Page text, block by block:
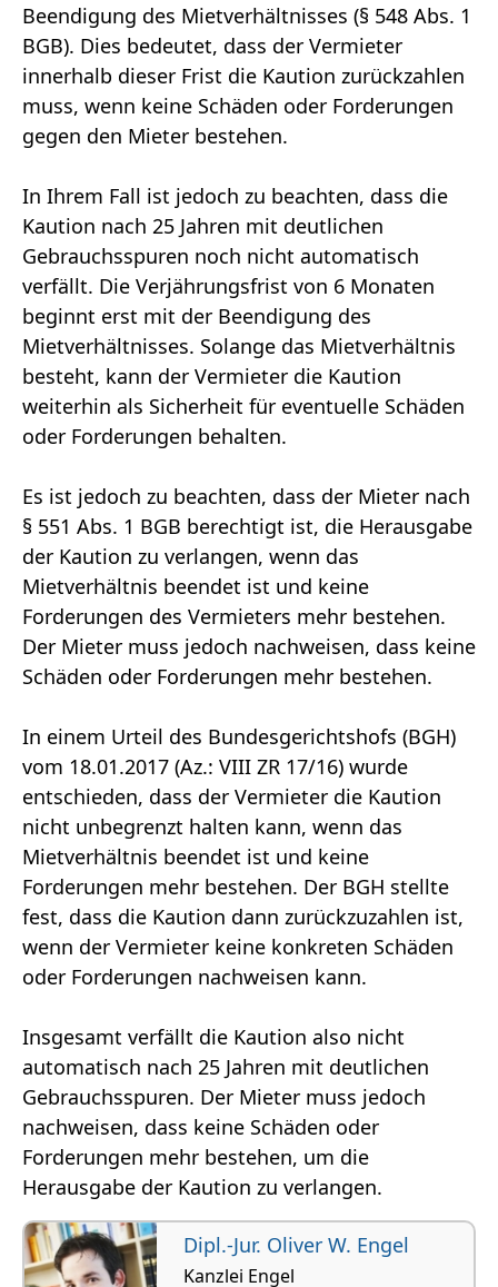
Beendigung des Mietverhältnisses (§ 548 Abs. 1
BGB). Dies bedeutet, dass der Vermieter
innerhalb dieser Frist die Kaution zurückzahlen
muss, wenn keine Schäden oder Forderungen
gegen den Mieter bestehen.
In Ihrem Fall ist jedoch zu beachten, dass die
Kaution nach 25 Jahren mit deutlichen
Gebrauchsspuren noch nicht automatisch
verfällt. Die Verjährungsfrist von 6 Monaten
beginnt erst mit der Beendigung des
Mietverhältnisses. Solange das Mietverhältnis
besteht, kann der Vermieter die Kaution
weiterhin als Sicherheit für eventuelle Schäden
oder Forderungen behalten.
Es ist jedoch zu beachten, dass der Mieter nach
§ 551 Abs. 1 BGB berechtigt ist, die Herausgabe
der Kaution zu verlangen, wenn das
Mietverhältnis beendet ist und keine
Forderungen des Vermieters mehr bestehen.
Der Mieter muss jedoch nachweisen, dass keine
Schäden oder Forderungen mehr bestehen.
In einem Urteil des Bundesgerichtshofs (BGH)
vom 18.01.2017 (Az.: VIII ZR 17/16) wurde
entschieden, dass der Vermieter die Kaution
nicht unbegrenzt halten kann, wenn das
Mietverhältnis beendet ist und keine
Forderungen mehr bestehen. Der BGH stellte
fest, dass die Kaution dann zurückzuzahlen ist,
wenn der Vermieter keine konkreten Schäden
oder Forderungen nachweisen kann.
Insgesamt verfällt die Kaution also nicht
automatisch nach 25 Jahren mit deutlichen
Gebrauchsspuren. Der Mieter muss jedoch
nachweisen, dass keine Schäden oder
Forderungen mehr bestehen, um die
Herausgabe der Kaution zu verlangen.
Dipl.-Jur. Oliver W. Engel
Kanzlei Engel